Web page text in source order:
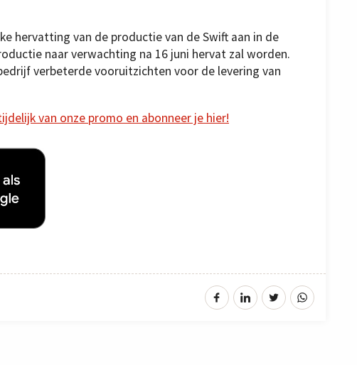
hervatting van de productie van de Swift aan in de
naar verwachting na 16 juni hervat zal worden.
verbeterde vooruitzichten voor de levering van
van onze promo en abonneer je hier!